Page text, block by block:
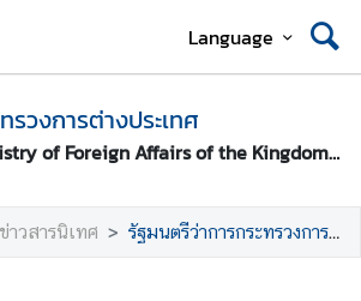
Language
รวงการต่างประเทศ
Ministry of Foreign Affairs of the Kingdom of Thailand
ข่าวสารนิเทศ รัฐมนตรีว่าการกระทรวงการต่างประเทศ ร่วมเป็นสักขีพยานพิธีลงนามสัญญาจัดซื้อเครื่องบินขับไล่โจมตีกริพเพนระยะที่ 1 และข้อตกลงนโยบายชดเชยการนำเข้ายุทโธปกรณ์